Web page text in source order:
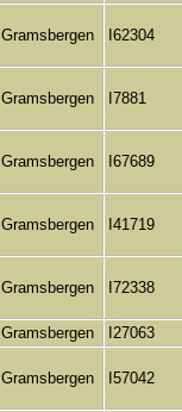
Gramsbergen I62304
Gramsbergen I7881
Gramsbergen I67689
Gramsbergen I41719
Gramsbergen I72338
Gramsbergen I27063
Gramsbergen I57042